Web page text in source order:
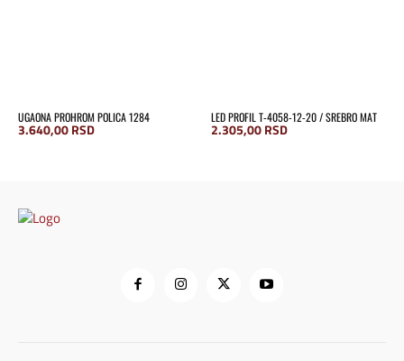
UGAONA PROHROM POLICA 1284
3.640,00RSD
LED PROFIL T-4058-12-20 / SREBRO MAT
2.305,00RSD